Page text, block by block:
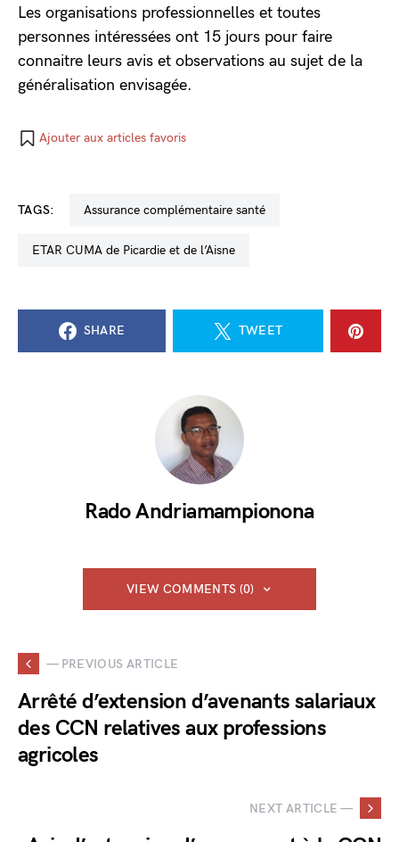
Les organisations professionnelles et toutes
personnes intéressées ont 15 jours pour faire
connaitre leurs avis et observations au sujet de la
généralisation envisagée.
Ajouter aux articles favoris
TAGS: assurance complémentaire santé
ETAR CUMA de Picardie et de l’Aisne
SHARE TWEET
Rado Andriamampionona
VIEW COMMENTS (0)
— PREVIOUS ARTICLE
Arrêté d’extension d’avenants salariaux
des CCN relatives aux professions
agricoles
NEXT ARTICLE —